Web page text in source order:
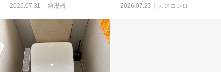
2026.07.31 給湯器 2026.07.25 ガスコンロ